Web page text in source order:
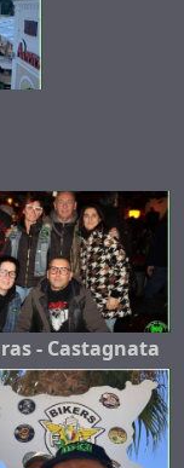
- Castagnata